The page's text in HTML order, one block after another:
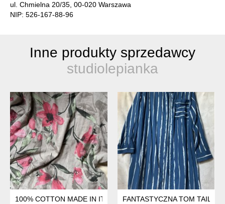
ul. Chmielna 20/35, 00-020 Warszawa
NIP: 526-167-88-96
Inne produkty sprzedawcy
studiolepianka
100% COTTON MADE IN ITALY EFEKTOWNA
FANTASTYCZNA TOM